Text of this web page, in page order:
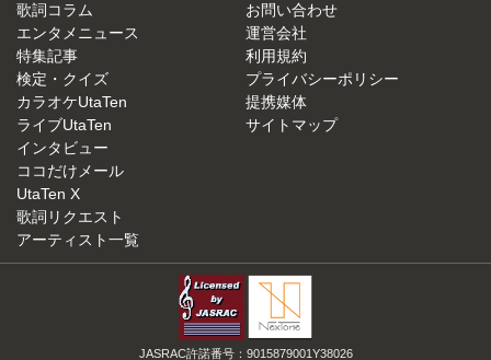
歌詞コラム
エンタメニュース
特集記事
検定・クイズ
カラオケUtaTen
ライブUtaTen
インタビュー
ココだけメール
UtaTen X
歌詞リクエスト
アーティスト一覧
お問い合わせ
運営会社
利用規約
プライバシーポリシー
提携媒体
サイトマップ
JASRAC許諾番号：9015879001Y38026